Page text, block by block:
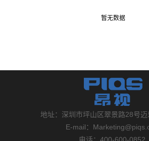
暂无数据
地址：深圳市坪山区翠景路28号
E-mail：